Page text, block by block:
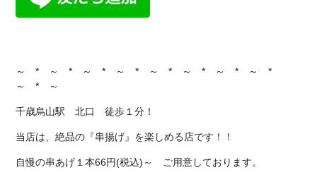
～ * ～ * ～ * ～ * ～ * ～ * ～ * ～ *
～ * ～
千歳烏山駅 北口 徒歩１分！
当店は、絶品の『串揚げ』を楽しめる店です！！
自慢の串あげ１本66円(税込)～ ご用意しております。